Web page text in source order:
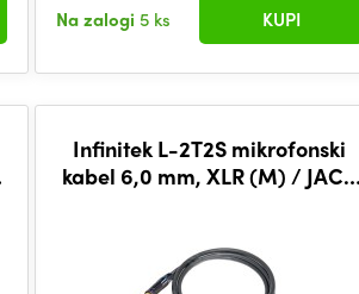
Na zalogi 5 ks KUPI
Infinitek L-2T2S mikrofonski
kabel 6,0 mm, XLR (M) / JACK